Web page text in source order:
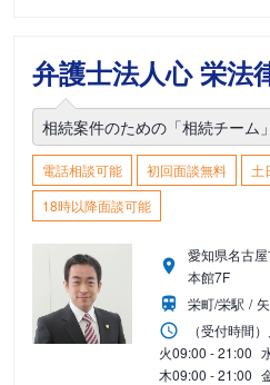
弁護士法人心 栄法
相続案件のための「相続チーム
電話相談可能 初回面談無料
土
18時以降面談可能
愛知県名古
本館7F
栄町/栄駅
（受付時間）
火09:00 - 21:00
木09:00 - 21:00